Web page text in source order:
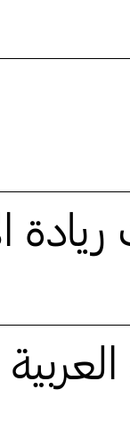
ريادة